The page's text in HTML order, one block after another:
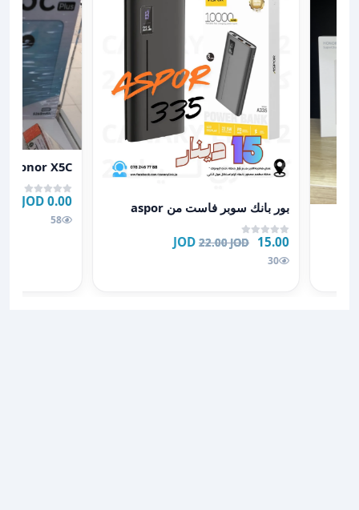
عرض تفاصيل بور بانك سوبر فاست من aspor
بور بانك سوبر فاست من aspor
15.00 JOD
22.00 JOD
30
Honor X5C
0.00 JOD
58